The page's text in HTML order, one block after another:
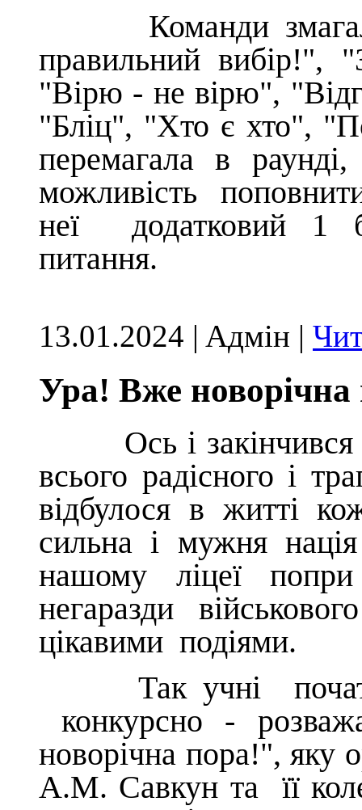
Команди
правильний вибір!",
"Вірю - не вірю",
"Бліц", "Хто є хто",
перемагала в
можливість
неї додатковий 1
питання.
13.01.2024 | Aдмін |
Ура! Вже новорічна
Ось і закінчився
всього радісного і
відбулося в житті
сильна і мужня
нашому ліцеї
негаразди
цікавими подіями.
Так учні
конкурсно -
новорічна пора!", яку
А.М. Савкун та її